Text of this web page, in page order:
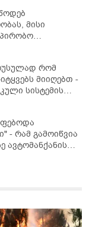
მისი
რას წერს ეუთო-ს
მიიღებთ -
სისტემის
ვაპირებ
ტელეფონიც" -
- რამ გამოიწვია
ავტომანქანის
განცხადებას